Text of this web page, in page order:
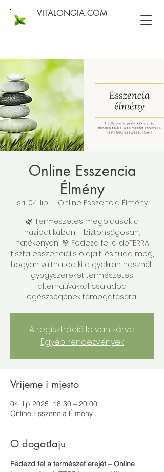
VITALONGIA.COM
Online Esszencia
Élmény
sri, 04. lip
Online Esszencia Élmény
🌿 Természetes megoldások a
házipatikában – biztonságosan,
hatékonyan! 💚 Fedezd fel a doTERRA
tiszta esszenciális olajait, és tudd meg,
hogyan válthatod ki a gyakran használt
gyógyszereket természetes
alternatívákkal családod
egészségének támogatására!
A regisztráció le van zárva
Egyéb rendezvények
Vrijeme i mjesto
04. lip 2025. 18:30 – 20:00
Online Esszencia Élmény
O događaju
Fedezd fel a természet erejét – Online